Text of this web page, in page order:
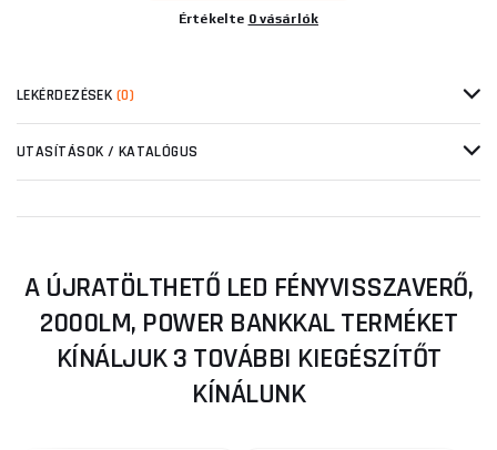
Értékelte 0 vásárlók
LEKÉRDEZÉSEK (0)
UTASÍTÁSOK / KATALÓGUS
A ÚJRATÖLTHETŐ LED FÉNYVISSZAVERŐ,
2000LM, POWER BANKKAL TERMÉKET
KÍNÁLJUK 3 TOVÁBBI KIEGÉSZÍTŐT
KÍNÁLUNK